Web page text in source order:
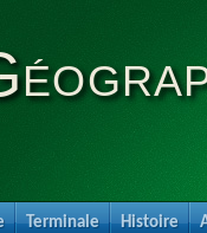
Terminale Histoire